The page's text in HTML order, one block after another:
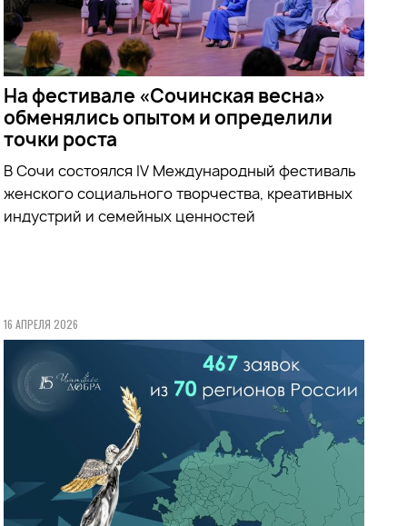
На фестивале «Сочинская весна»
обменялись опытом и определили
точки роста
В Сочи состоялся IV Международный фестиваль
женского социального творчества, креативных
индустрий и семейных ценностей
16 АПРЕЛЯ 2026